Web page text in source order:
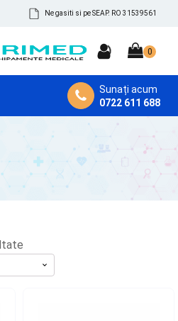
Ne gasiti si pe SEAP. RO 31539561
Sunați acum
0722 611 688